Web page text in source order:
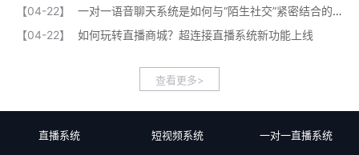
【04-22】
一对一语音聊天系统是如何与“陌生社交”紧密结合的？
【04-22】
如何玩转直播商城？超连接直播系统新功能上线
查看更多>
直播系统 短视频系统 一对一直播系统